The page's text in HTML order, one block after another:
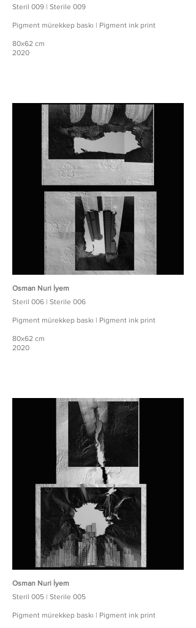
Steril 009 | Sterile 009
Pigment mürekkep baskı | Pigment ink print
80x62 cm
2020
Osman Nuri İyem
Steril 006 | Sterile 006
Pigment mürekkep baskı | Pigment ink print
80x62 cm
2020
Osman Nuri İyem
Steril 005 | Sterile 005
Pigment mürekkep baskı | Pigment ink print